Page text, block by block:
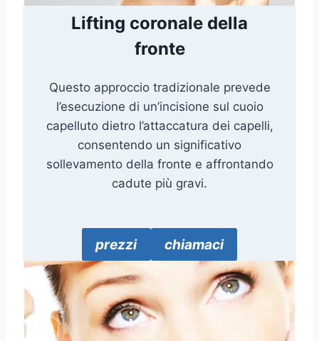
Lifting coronale della
fronte
Questo approccio tradizionale prevede
l’esecuzione di un’incisione sul cuoio
capelluto dietro l’attaccatura dei capelli,
consentendo un significativo
sollevamento della fronte e affrontando
cadute più gravi.
prezzi chiamaci